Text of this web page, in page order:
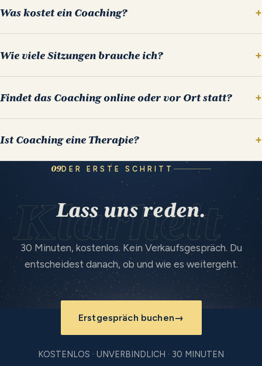
Was kostet ein Coaching?
Wie viele Sitzungen brauche ich?
Findet das Coaching online oder vor Ort statt?
Ist Coaching eine Therapie?
Klarheit
09DER ERSTE SCHRITT
Lass uns reden.
30 Minuten, kostenlos. Kein Verkaufsgespräch. Du
entscheidest danach, ob und wie es weitergeht.
Erstgespräch buchen→
KOSTENLOS · UNVERBINDLICH · 30 MINUTEN